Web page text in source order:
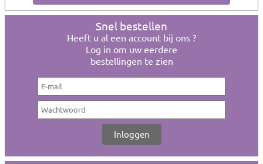
Snel bestellen
Heeft u al een account bij ons ?
Log in om uw eerdere
bestellingen te zien